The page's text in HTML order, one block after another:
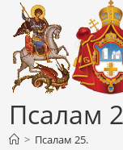
Skip
content
Псалам
> Псалам 25.